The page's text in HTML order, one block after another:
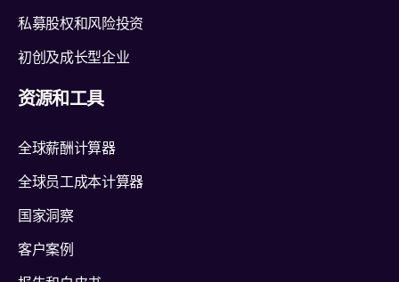
私募股权和风险投资
初创及成长型企业
资源和工具
全球薪酬计算器
全球员工成本计算器
国家洞察
客户案例